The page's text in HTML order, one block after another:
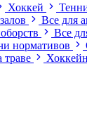
Хоккей
Все для
Все
нормативов
траве